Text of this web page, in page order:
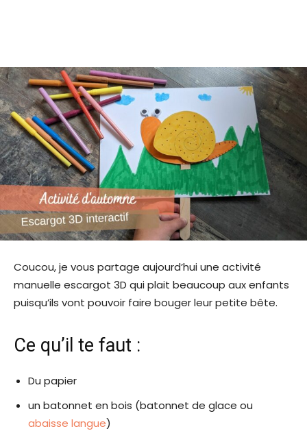
Coucou, je vous partage aujourd’hui une activité
manuelle escargot 3D qui plait beaucoup aux enfants
puisqu’ils vont pouvoir faire bouger leur petite bête.
Ce qu’il te faut :
Du papier
un batonnet en bois (batonnet de glace ou
abaisse langue)